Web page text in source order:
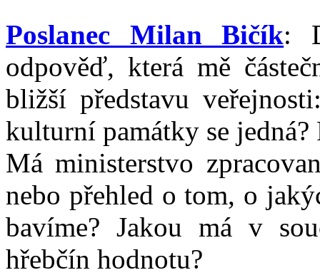
Poslanec Milan Bičík:
odpověď, která mě
bližší představu
kulturní památky se
Má ministerstvo
nebo přehled o tom, o
bavíme? Jakou má v
hřebčín hodnotu?